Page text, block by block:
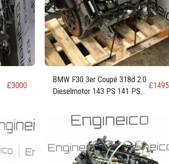
£3000
BMW F30 3er Coupé 318d 2.0
Dieselmotor 143 PS 141 PS
£1495